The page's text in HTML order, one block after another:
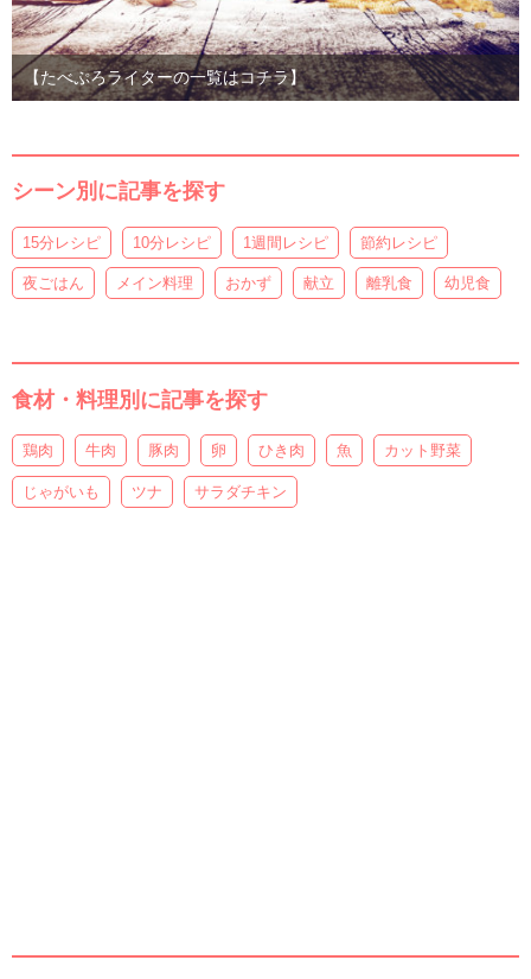
【たべぷろライターの一覧はコチラ】
シーン別に記事を探す
15分レシピ 10分レシピ 1週間レシピ 節約レシピ
夜ごはん メイン料理 おかず 献立 離乳食 幼児食
食材・料理別に記事を探す
鶏肉 牛肉 豚肉 卵 ひき肉 魚 カット野菜
じゃがいも ツナ サラダチキン